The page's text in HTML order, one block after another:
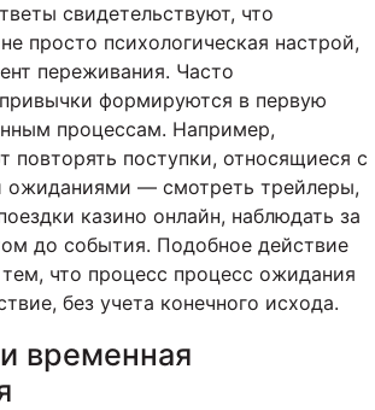
свидетельствуют, что
просто психологическая настрой,
переживания. Часто
формируются в первую
процессам. Например,
повторять поступки, относящиеся с
ожиданиями — смотреть трейлеры,
казино онлайн, наблюдать за
до события. Подобное действие
что процесс процесс ожидания
без учета конечного исхода.
временная